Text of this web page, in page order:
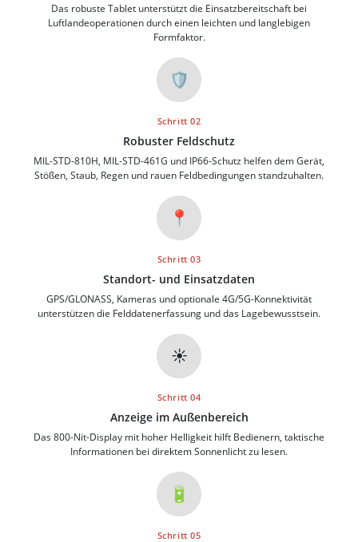
Das robuste Tablet unterstützt die Einsatzbereitschaft bei
Luftlandeoperationen durch einen leichten und langlebigen
Formfaktor.
🛡️
Schritt 02
Robuster Feldschutz
MIL-STD-810H, MIL-STD-461G und IP66-Schutz helfen dem Gerät,
Stößen, Staub, Regen und rauen Feldbedingungen standzuhalten.
📍
Schritt 03
Standort- und Einsatzdaten
GPS/GLONASS, Kameras und optionale 4G/5G-Konnektivität
unterstützen die Felddatenerfassung und das Lagebewusstsein.
☀️
Schritt 04
Anzeige im Außenbereich
Das 800-Nit-Display mit hoher Helligkeit hilft Bedienern, taktische
Informationen bei direktem Sonnenlicht zu lesen.
🔋
Schritt 05